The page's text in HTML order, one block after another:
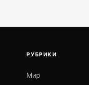
РУБРИКИ
Мир